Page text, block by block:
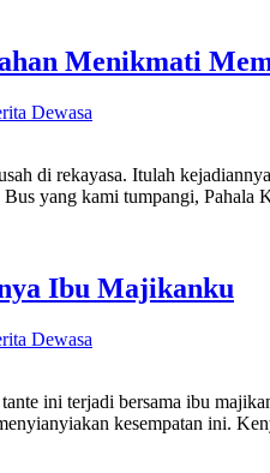
Menikmati
Dewasa
di rekayasa. Itulah
yang kami tumpangi, Pahala
Ibu Majikanku
Dewasa
ini terjadi bersama ibu
kesempatan ini.